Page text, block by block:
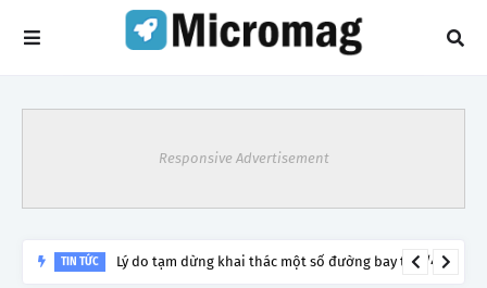
Responsive Advertisement
TIN TỨC Lý do tạm dừng khai thác một số đường bay từ 1/4